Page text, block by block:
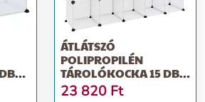
ÁTLÁTSZÓ
POLIPROPILÉN
TÁROLÓKOCKA 15 DB
KOCKÁVAL
23 820 Ft